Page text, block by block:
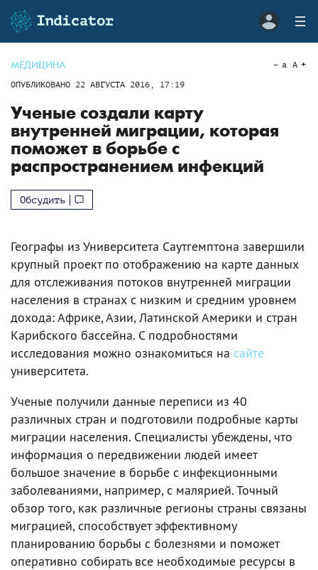
МЕДИЦИНА
ОПУБЛИКОВАНО 22 АВГУСТА 2016, 17:19
a A
Ученые создали карту
внутренней миграции, которая
поможет в борьбе с
распространением инфекций
Обсудить
Географы из Университета Саутгемптона завершили
крупный проект по отображению на карте данных
для отслеживания потоков внутренней миграции
населения в странах с низким и средним уровнем
дохода: Африке, Азии, Латинской Америки и стран
Карибского бассейна. С подробностями
исследования можно ознакомиться на сайте
университета.
Ученые получили данные переписи из 40
различных стран и подготовили подробные карты
миграции населения. Специалисты убеждены, что
информация о передвижении людей имеет
большое значение в борьбе с инфекционными
заболеваниями, например, с малярией. Точный
обзор того, как различные регионы страны связаны
миграцией, способствует эффективному
планированию борьбы с болезнями и поможет
оперативно собирать все необходимые ресурсы в